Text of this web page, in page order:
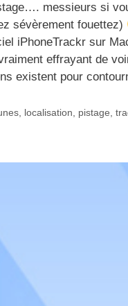
messieurs si
sévèrement fouettez)
iPhoneTrackr sur
effrayant de
existent pour
, localisation, pistage,